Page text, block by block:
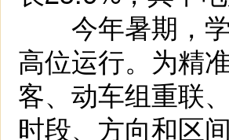
今年暑期，学
高位运行。为精
客、动车组重联
时段、方向和区